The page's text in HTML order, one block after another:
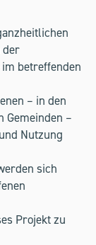
der
betreffenden
– in den
Gemeinden –
Nutzung
sich
Projekt zu